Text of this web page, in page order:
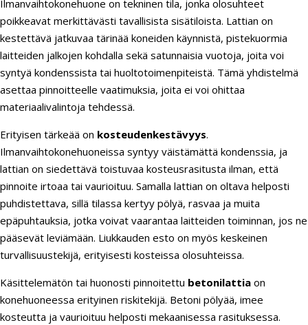
Ilmanvaihtokonehuone on tekninen tila, jonka olosuhteet
poikkeavat merkittävästi tavallisista sisätiloista. Lattian on
kestettävä jatkuvaa tärinää koneiden käynnistä, pistekuormia
laitteiden jalkojen kohdalla sekä satunnaisia vuotoja, joita voi
syntyä kondenssista tai huoltotoimenpiteistä. Tämä yhdistelmä
asettaa pinnoitteelle vaatimuksia, joita ei voi ohittaa
materiaalivalintoja tehdessä.
Erityisen tärkeää on kosteudenkestävyys.
Ilmanvaihtokonehuoneissa syntyy väistämättä kondenssia, ja
lattian on siedettävä toistuvaa kosteusrasitusta ilman, että
pinnoite irtoaa tai vaurioituu. Samalla lattian on oltava helposti
puhdistettava, sillä tilassa kertyy pölyä, rasvaa ja muita
epäpuhtauksia, jotka voivat vaarantaa laitteiden toiminnan, jos ne
pääsevät leviämään. Liukkauden esto on myös keskeinen
turvallisuustekijä, erityisesti kosteissa olosuhteissa.
Käsittelemätön tai huonosti pinnoitettu betonilattia on
konehuoneessa erityinen riskitekijä. Betoni pölyää, imee
kosteutta ja vaurioituu helposti mekaanisessa rasituksessa.